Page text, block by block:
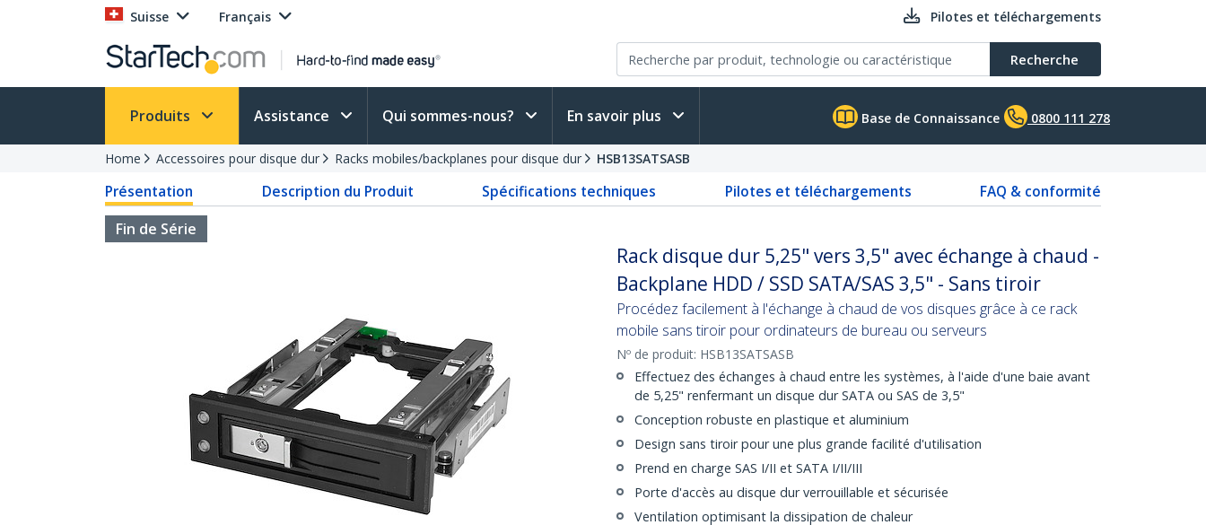
Suisse Français Pilotes et téléchargements
Recherche
Produits Assistance Qui sommes-nous? En savoir plus Base de Connaissance 0800 111 278
Home Accessoires pour disque dur Racks mobiles/backplanes pour disque dur HSB13SATSASB
Présentation Description du Produit Spécifications techniques Pilotes et téléchargements
FAQ & conformité
Fin de Série
Rack disque dur 5,25" vers 3,5" avec échange à chaud -
Backplane HDD / SSD SATA/SAS 3,5" - Sans tiroir
Procédez facilement à l'échange à chaud de vos disques grâce à ce rack
mobile sans tiroir pour ordinateurs de bureau ou serveurs
Nº de produit: HSB13SATSASB
Effectuez des échanges à chaud entre les systèmes, à l'aide d'une baie avant
de 5,25" renfermant un disque dur SATA ou SAS de 3,5"
Conception robuste en plastique et aluminium
Design sans tiroir pour une plus grande facilité d'utilisation
Prend en charge SAS I/II et SATA I/II/III
Porte d'accès au disque dur verrouillable et sécurisée
Ventilation optimisant la dissipation de chaleur